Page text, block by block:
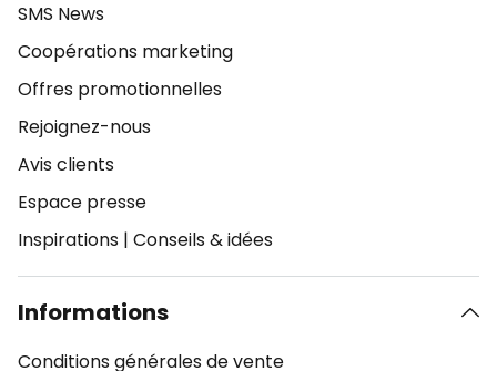
SMS News
Coopérations marketing
Offres promotionnelles
Rejoignez-nous
Avis clients
Espace presse
Inspirations | Conseils & idées
Informations
Conditions générales de vente